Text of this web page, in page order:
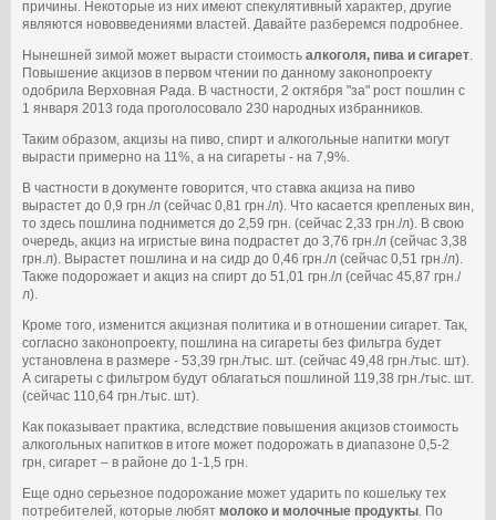
причины. Некоторые из них имеют спекулятивный характер, другие
являются нововведениями властей. Давайте разберемся подробнее.
Нынешней зимой может вырасти стоимость алкоголя, пива и сигарет.
Повышение акцизов в первом чтении по данному законопроекту
одобрила Верховная Рада. В частности, 2 октября "за" рост пошлин с
1 января 2013 года проголосовало 230 народных избранников.
Таким образом, акцизы на пиво, спирт и алкогольные напитки могут
вырасти примерно на 11%, а на сигареты - на 7,9%.
В частности в документе говорится, что ставка акциза на пиво
вырастет до 0,9 грн./л (сейчас 0,81 грн./л). Что касается крепленых вин,
то здесь пошлина поднимется до 2,59 грн. (сейчас 2,33 грн./л). В свою
очередь, акциз на игристые вина подрастет до 3,76 грн./л (сейчас 3,38
грн.л). Вырастет пошлина и на сидр до 0,46 грн./л (сейчас 0,51 грн./л).
Также подорожает и акциз на спирт до 51,01 грн./л (сейчас 45,87 грн./
л).
Кроме того, изменится акцизная политика и в отношении сигарет. Так,
согласно законопроекту, пошлина на сигареты без фильтра будет
установлена в размере - 53,39 грн./тыс. шт. (сейчас 49,48 грн./тыс. шт).
А сигареты с фильтром будут облагаться пошлиной 119,38 грн./тыс. шт.
(сейчас 110,64 грн./тыс. шт).
Как показывает практика, вследствие повышения акцизов стоимость
алкогольных напитков в итоге может подорожать в диапазоне 0,5-2
грн, сигарет – в районе до 1-1,5 грн.
Еще одно серьезное подорожание может ударить по кошельку тех
потребителей, которые любят молоко и молочные продукты. По